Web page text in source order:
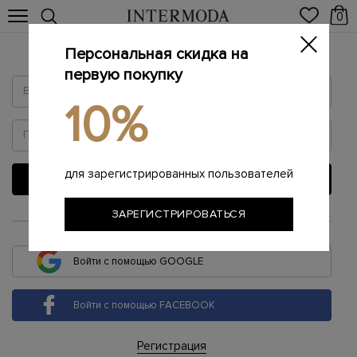
0
Войти
ВОЙТИ
или
Войти с помощью GOOGLE
Войти с помощью FACEBOOK
Регистрация
Персональная скидка на
первую покупку
10%
для зарегистрированных пользователей
ЗАРЕГИСТРИРОВАТЬСЯ